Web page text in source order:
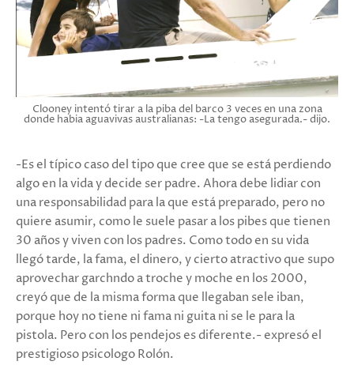
Clooney intentó tirar a la piba del barco 3 veces en una zona
donde habia aguavivas australianas: -La tengo asegurada.- dijo.
-Es el típico caso del tipo que cree que se está perdiendo
algo en la vida y decide ser padre. Ahora debe lidiar con
una responsabilidad para la que está preparado, pero no
quiere asumir, como le suele pasar a los pibes que tienen
30 años y viven con los padres. Como todo en su vida
llegó tarde, la fama, el dinero, y cierto atractivo que supo
aprovechar garchndo a troche y moche en los 2000,
creyó que de la misma forma que llegaban sele iban,
porque hoy no tiene ni fama ni guita ni se le para la
pistola. Pero con los pendejos es diferente.- expresó el
prestigioso psicologo Rolón.